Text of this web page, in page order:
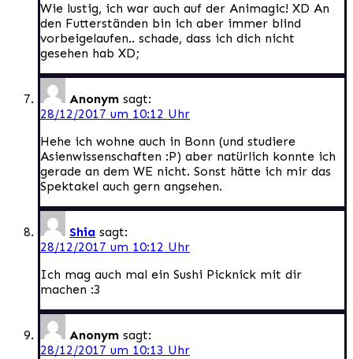
Wie lustig, ich war auch auf der Animagic! XD An
den Futterständen bin ich aber immer blind
vorbeigelaufen.. schade, dass ich dich nicht
gesehen hab XD;
Anonym sagt:
28/12/2017 um 10:12 Uhr
Hehe ich wohne auch in Bonn (und studiere
Asienwissenschaften :P) aber natürlich konnte ich
gerade an dem WE nicht. Sonst hätte ich mir das
Spektakel auch gern angsehen.
Shia sagt:
28/12/2017 um 10:12 Uhr
Ich mag auch mal ein Sushi Picknick mit dir
machen :3
Anonym sagt:
28/12/2017 um 10:13 Uhr